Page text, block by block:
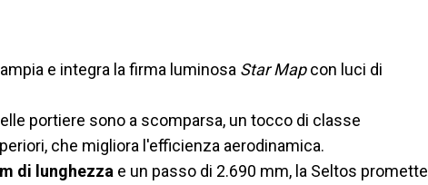
e integra la firma luminosa Star Mapcon luci di
portiere sono a scomparsa, un tocco di classe
che migliora l'efficienza aerodinamica.
di lunghezza e un passo di 2.690 mm, la Seltos promette